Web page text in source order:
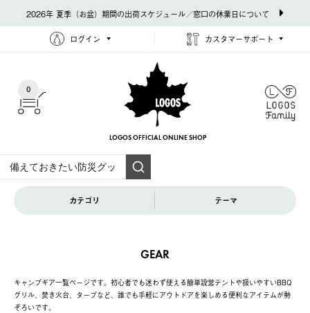
2026年 夏季（お盆）期間の出荷スケジュール／窓口の休業日について
ログイン カスタマーサポート
0
LOGOS OFFICIAL ONLINE SHOP
カテゴリ テーマ
GEAR
キャンプギア一覧ページです。初心者でも迷わず使える簡単設営テントや扱いやすいBBQ
グリル、焚き火台、タープなど、誰でも手軽にアウトドアを楽しめる便利なアイテムが勢
ぞろいです。